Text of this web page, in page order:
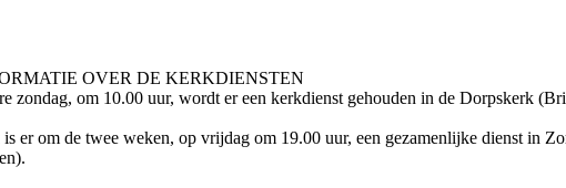
OVER DE KERKDIENSTEN
zondag, om 10.00 uur, wordt er een kerkdienst gehouden in de Dorpskerk
er om de twee weken, op vrijdag om 19.00 uur, een gezamenlijke dienst in